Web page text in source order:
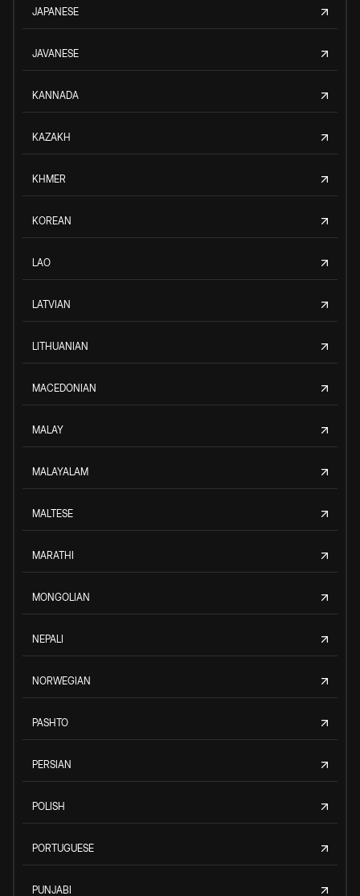
JAPANESE
JAVANESE
KANNADA
KAZAKH
KHMER
KOREAN
LAO
LATVIAN
LITHUANIAN
MACEDONIAN
MALAY
MALAYALAM
MALTESE
MARATHI
MONGOLIAN
NEPALI
NORWEGIAN
PASHTO
PERSIAN
POLISH
PORTUGUESE
PUNJABI